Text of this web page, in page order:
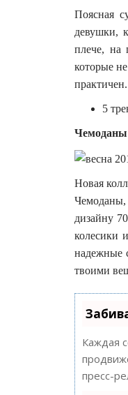
Поясная
девушки,
плече, на
которые
практичен.
5
Чемоданы
Новая
Чемоданы,
дизайну
колесики
надежные
твоими
Каждая
пресс-